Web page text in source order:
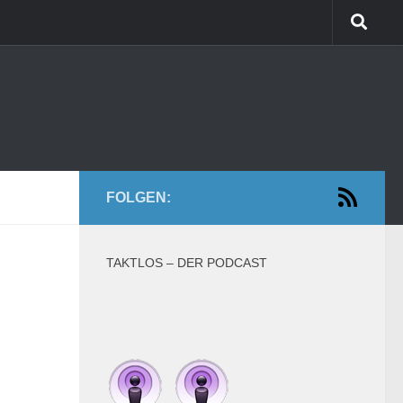
FOLGEN:
TAKTLOS – DER PODCAST